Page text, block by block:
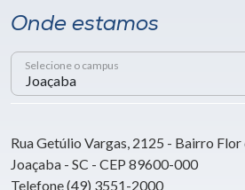
Onde estamos
Selecione o campus
Rua Getúlio Vargas, 2125 - Bairro Flor
Joaçaba - SC - CEP 89600-000
Telefone (49) 3551-2000